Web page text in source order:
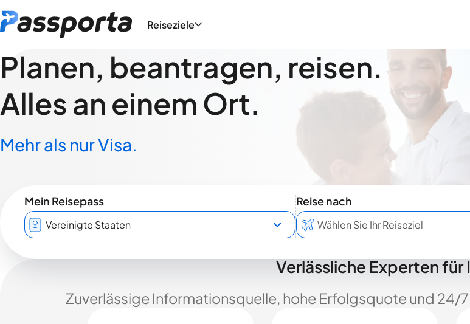
Reiseziele
Planen, beantragen, reisen.
Alles an einem Ort.
Mehr als nur Visa.
Mein Reisepass
Reise nach
Verlässliche Experten für
Zuverlässige Informationsquelle, hohe Erfolgsquote und 24/